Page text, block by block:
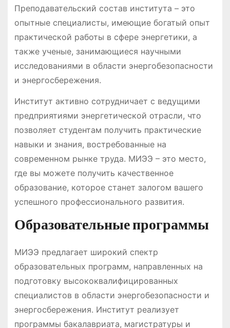
Преподавательский состав института – это
опытные специалисты, имеющие богатый опыт
практической работы в сфере энергетики, а
также ученые, занимающиеся научными
исследованиями в области энергобезопасности
и энергосбережения.
Институт активно сотрудничает с ведущими
предприятиями энергетической отрасли, что
позволяет студентам получить практические
навыки и знания, востребованные на
современном рынке труда. МИЭЭ – это место,
где вы можете получить качественное
образование, которое станет залогом вашего
успешного профессионального развития.
Образовательные программы
МИЭЭ предлагает широкий спектр
образовательных программ, направленных на
подготовку высококвалифицированных
специалистов в области энергобезопасности и
энергосбережения. Институт реализует
программы бакалавриата, магистратуры и